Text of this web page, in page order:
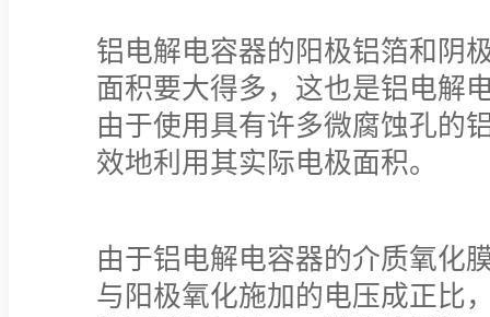
铝电解电容器的阳极铝箔和阴
面积要大得多，这也是铝电解
由于使用具有许多微腐蚀孔的
效地利用其实际电极面积。
由于铝电解电容器的介质氧化
与阳极氧化施加的电压成正比